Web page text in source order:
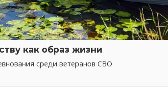
как образ жизни
среди ветеранов СВО